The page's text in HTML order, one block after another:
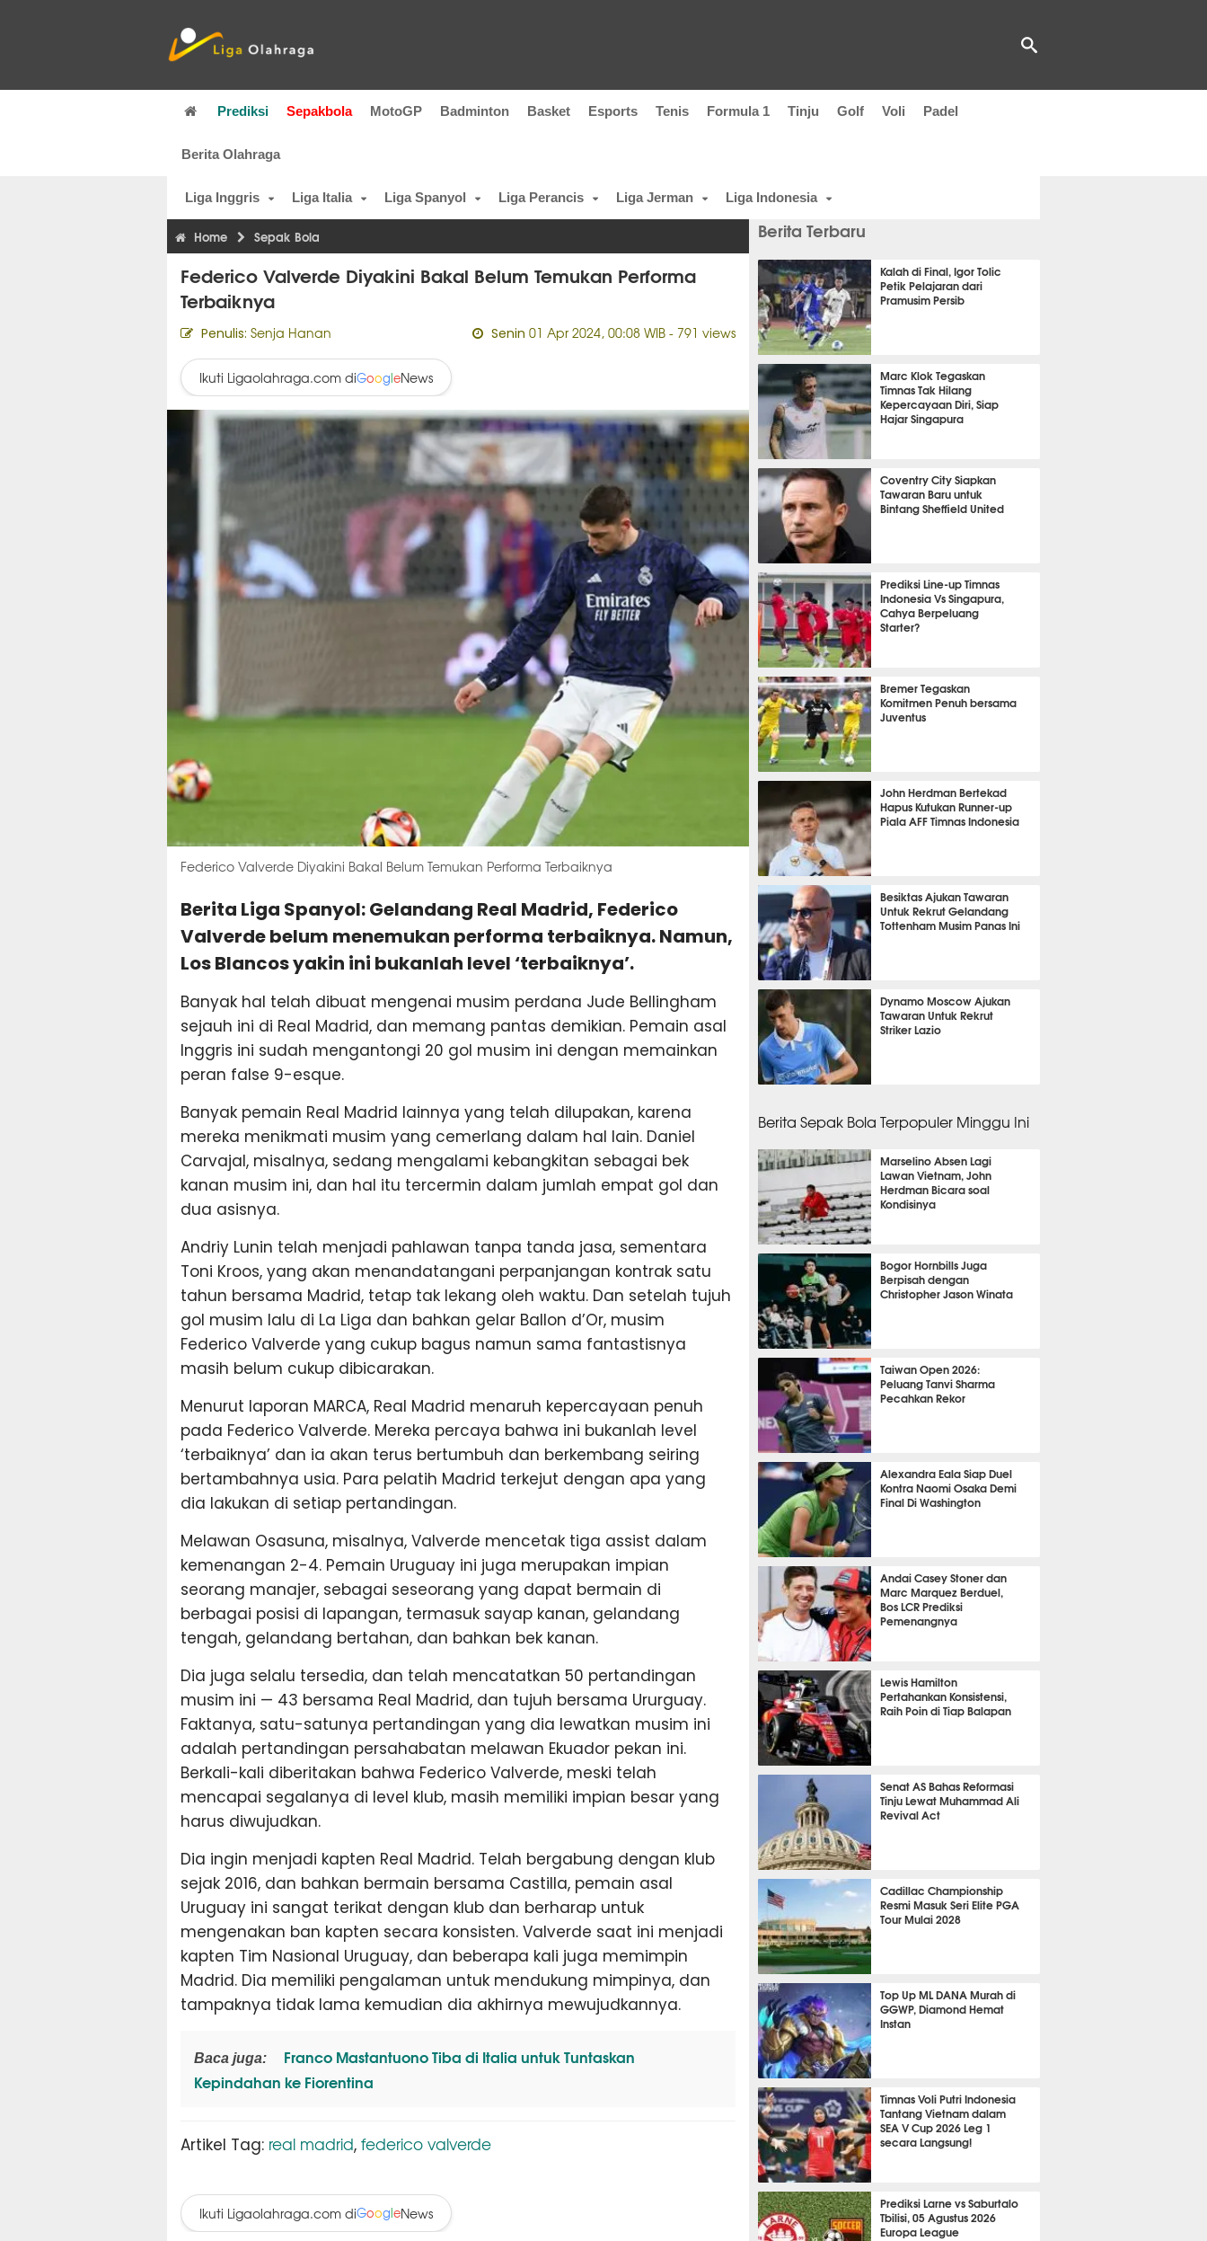
Prediksi Sepakbola MotoGP Badminton Basket Esports Tenis Formula 1 Tinju Golf Voli Padel
Berita Olahraga
Liga Inggris Liga Italia Liga Spanyol Liga Perancis Liga Jerman Liga Indonesia
Home Sepak Bola
Federico Valverde Diyakini Bakal Belum Temukan Performa
Terbaiknya
Penulis: Senja Hanan Senin 01 Apr 2024, 00:08 WIB- 791 views
Ikuti Ligaolahraga.com diGoogleNews
Federico Valverde Diyakini Bakal Belum Temukan Performa Terbaiknya
Berita Liga Spanyol: Gelandang Real Madrid, Federico
Valverde belum menemukan performa terbaiknya. Namun,
Los Blancos yakin ini bukanlah level ‘terbaiknya’.
Banyak hal telah dibuat mengenai musim perdana Jude Bellingham
sejauh ini di Real Madrid, dan memang pantas demikian. Pemain asal
Inggris ini sudah mengantongi 20 gol musim ini dengan memainkan
peran false 9-esque.
Banyak pemain Real Madrid lainnya yang telah dilupakan, karena
mereka menikmati musim yang cemerlang dalam hal lain. Daniel
Carvajal, misalnya, sedang mengalami kebangkitan sebagai bek
kanan musim ini, dan hal itu tercermin dalam jumlah empat gol dan
dua asisnya.
Andriy Lunin telah menjadi pahlawan tanpa tanda jasa, sementara
Toni Kroos, yang akan menandatangani perpanjangan kontrak satu
tahun bersama Madrid, tetap tak lekang oleh waktu. Dan setelah tujuh
gol musim lalu di La Liga dan bahkan gelar Ballon d’Or, musim
Federico Valverde yang cukup bagus namun sama fantastisnya
masih belum cukup dibicarakan.
Menurut laporan MARCA, Real Madrid menaruh kepercayaan penuh
pada Federico Valverde. Mereka percaya bahwa ini bukanlah level
‘terbaiknya’ dan ia akan terus bertumbuh dan berkembang seiring
bertambahnya usia. Para pelatih Madrid terkejut dengan apa yang
dia lakukan di setiap pertandingan.
Melawan Osasuna, misalnya, Valverde mencetak tiga assist dalam
kemenangan 2-4. Pemain Uruguay ini juga merupakan impian
seorang manajer, sebagai seseorang yang dapat bermain di
berbagai posisi di lapangan, termasuk sayap kanan, gelandang
tengah, gelandang bertahan, dan bahkan bek kanan.
Dia juga selalu tersedia, dan telah mencatatkan 50 pertandingan
musim ini — 43 bersama Real Madrid, dan tujuh bersama Ururguay.
Faktanya, satu-satunya pertandingan yang dia lewatkan musim ini
adalah pertandingan persahabatan melawan Ekuador pekan ini.
Berkali-kali diberitakan bahwa Federico Valverde, meski telah
mencapai segalanya di level klub, masih memiliki impian besar yang
harus diwujudkan.
Dia ingin menjadi kapten Real Madrid. Telah bergabung dengan klub
sejak 2016, dan bahkan bermain bersama Castilla, pemain asal
Uruguay ini sangat terikat dengan klub dan berharap untuk
mengenakan ban kapten secara konsisten. Valverde saat ini menjadi
kapten Tim Nasional Uruguay, dan beberapa kali juga memimpin
Madrid. Dia memiliki pengalaman untuk mendukung mimpinya, dan
tampaknya tidak lama kemudian dia akhirnya mewujudkannya.
Baca juga:
Franco Mastantuono Tiba di Italia untuk Tuntaskan
Kepindahan ke Fiorentina
Artikel Tag: real madrid, federico valverde
Ikuti Ligaolahraga.com diGoogleNews
Berita Terbaru
Kalah di Final, Igor Tolic
Petik Pelajaran dari
Pramusim Persib
6 menit 31 detik lalu
Marc Klok Tegaskan
Timnas Tak Hilang
Kepercayaan Diri, Siap
Hajar Singapura
6 menit 38 detik lalu
Coventry City Siapkan
Tawaran Baru untuk
Bintang Sheffield United
9 menit 28 detik lalu
Prediksi Line-up Timnas
Indonesia Vs Singapura,
Cahya Berpeluang
Starter?
10 menit 44 detik lalu
Bremer Tegaskan
Komitmen Penuh bersama
Juventus
15 menit 29 detik lalu
John Herdman Bertekad
Hapus Kutukan Runner-up
Piala AFF Timnas Indonesia
15 menit 47 detik lalu
Besiktas Ajukan Tawaran
Untuk Rekrut Gelandang
Tottenham Musim Panas Ini
19 menit 52 detik lalu
Dynamo Moscow Ajukan
Tawaran Untuk Rekrut
Striker Lazio
Berita Sepak Bola Terpopuler Minggu Ini
Marselino Absen Lagi
Lawan Vietnam, John
Herdman Bicara soal
Kondisinya
SEPAK BOLA
Bogor Hornbills Juga
Berpisah dengan
Christopher Jason Winata
BASKET
Taiwan Open 2026:
Peluang Tanvi Sharma
Pecahkan Rekor
BADMINTON
Alexandra Eala Siap Duel
Kontra Naomi Osaka Demi
Final Di Washington
TENIS
Andai Casey Stoner dan
Marc Marquez Berduel,
Bos LCR Prediksi
Pemenangnya
MOTOGP
Lewis Hamilton
Pertahankan Konsistensi,
Raih Poin di Tiap Balapan
F1
Senat AS Bahas Reformasi
Tinju Lewat Muhammad Ali
Revival Act
TINJU
Cadillac Championship
Resmi Masuk Seri Elite PGA
Tour Mulai 2028
GOLF
Top Up ML DANA Murah di
GGWP, Diamond Hemat
Instan
ESPORTS
Timnas Voli Putri Indonesia
Tantang Vietnam dalam
SEA V Cup 2026 Leg 1
secara Langsung!
OLAHRAGA LAIN
Prediksi Larne vs Saburtalo
Tbilisi, 05 Agustus 2026
Europa League